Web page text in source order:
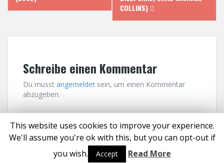
t
v
i
g
COLLINS)
Schreibe einen Kommentar
Du musst angemeldet sein, um einen Kommentar
abzugeben.
Proudly powered by WordPress |Theme: Solon by aThemes
This website uses cookies to improve your experience.
We'll assume you're ok with this, but you can opt-out if
you wish.
Accept Read More